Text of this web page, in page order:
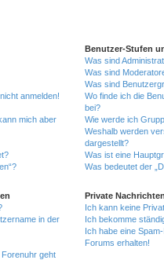
anmelden!
mich aber
in der
Forenuhr geht
Benutzer-Stufen
Was sind
Was sind
Was sind
Wo finde ich die
bei?
Wie werde ich
Weshalb werden
dargestellt?
Was ist eine
Was bedeutet der
Private
Ich kann keine
Ich bekomme
Ich habe eine
Forums erhalten!